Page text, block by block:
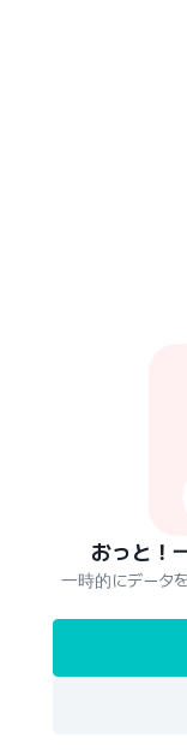
おっと！
一時的にデータ